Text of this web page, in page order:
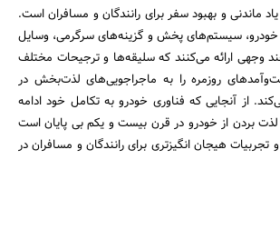
ماندنی و بهبود سفر برای رانندگان و مسافران است.
خودرو، سیستم‌های پخش و گزینه‌های سرگرمی، وسایل
وجهی ارائه می‌کنند که سلیقه‌ها و ترجیحات مختلف
روزمره را به ماجراجویی‌های لذت‌بخش در
از آنجایی که فناوری خودرو به تکامل خود ادامه
لذت بردن از خودرو در قرن بیست و یکم بی پایان است
هیجان انگیزتری برای رانندگان و مسافران در